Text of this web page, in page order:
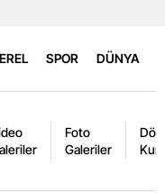
SPOR DÜNYA
Foto
Galeriler